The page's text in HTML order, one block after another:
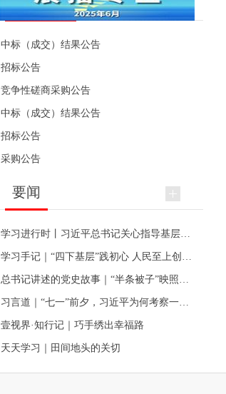
中标（成交）结果公告
招标公告
竞争性磋商采购公告
中标（成交）结果公告
招标公告
采购公告
要闻
壹视界·知行记｜巧手绣出幸福路
天天学习｜田间地头的关切